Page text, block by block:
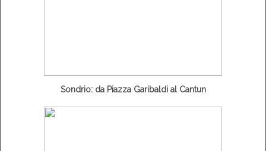
Sondrio: da Piazza Garibaldi al Cantun